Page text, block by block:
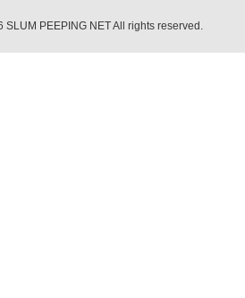
PEEPING NET All rights reserved.